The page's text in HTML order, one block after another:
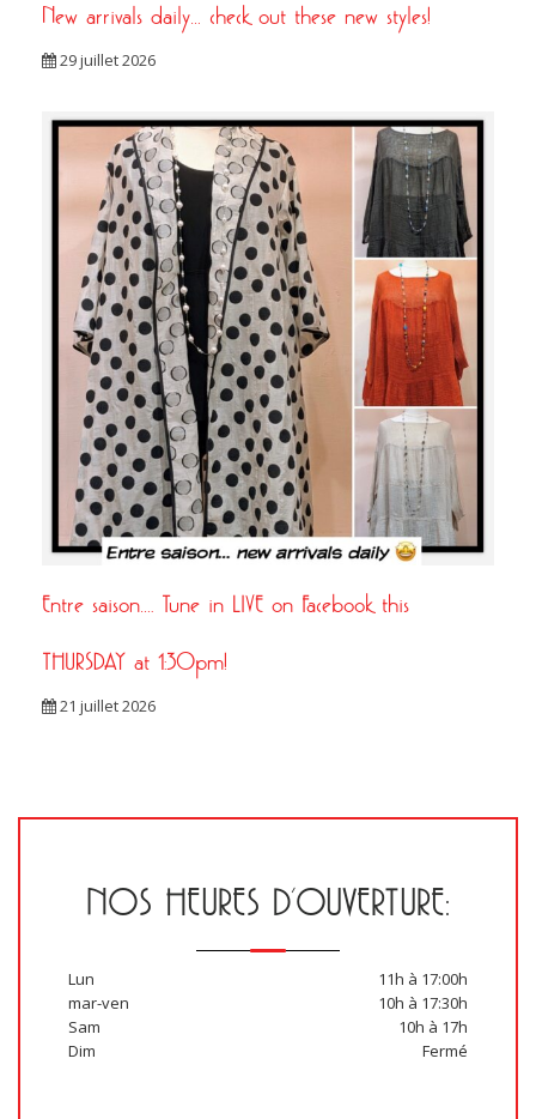
New arrivals daily… check out these new styles!
29 juillet 2026
Entre saison…. Tune in LIVE on Facebook this
THURSDAY at 1:30pm!
21 juillet 2026
NOS HEURES D’OUVERTURE:
Lun
11h à 17:00h
mar-ven
10h à 17:30h
Sam
10h à 17h
Dim
Fermé